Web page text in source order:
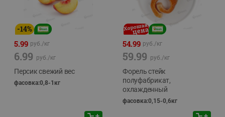
-14%
5.99 руб./кг
6.99 руб./кг
Персик свежий вес
фасовка:0,8-1кг
54.99 руб./кг
59.99 руб./кг
Форель стейк
полуфабрикат,
охлажденный
фасовка:0,15-0,6кг